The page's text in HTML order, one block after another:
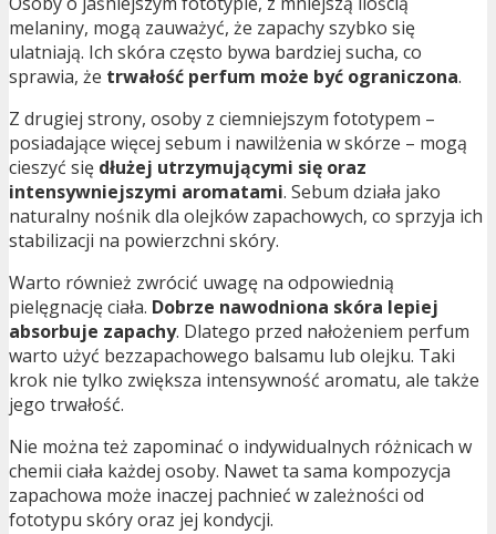
melaniny, mogą zauważyć, że zapachy szybko się
ulatniają. Ich skóra często bywa bardziej sucha, co
sprawia, że trwałość perfum może być ograniczona.
Z drugiej strony, osoby z ciemniejszym fototypem –
posiadające więcej sebum i nawilżenia w skórze – mogą
cieszyć się dłużej utrzymującymi się oraz
intensywniejszymi aromatami. Sebum działa jako
naturalny nośnik dla olejków zapachowych, co sprzyja ich
stabilizacji na powierzchni skóry.
Warto również zwrócić uwagę na odpowiednią
pielęgnację ciała. Dobrze nawodniona skóra lepiej
absorbuje zapachy. Dlatego przed nałożeniem perfum
warto użyć bezzapachowego balsamu lub olejku. Taki
krok nie tylko zwiększa intensywność aromatu, ale także
jego trwałość.
Nie można też zapominać o indywidualnych różnicach w
chemii ciała każdej osoby. Nawet ta sama kompozycja
zapachowa może inaczej pachnieć w zależności od
fototypu skóry oraz jej kondycji.